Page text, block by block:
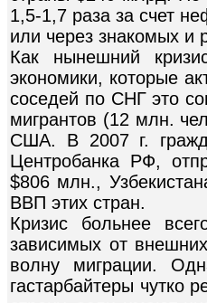
1,5-1,7 раза за счет
или через знакомых и
Как нынешний
экономики, которые
соседей по СНГ это
мигрантов (12 млн.
США. В 2007 г.
Центробанка РФ,
$806 млн.,
ВВП этих стран.
Кризис больнее
зависимых от
волну миграции.
гастарбайтеры чутко